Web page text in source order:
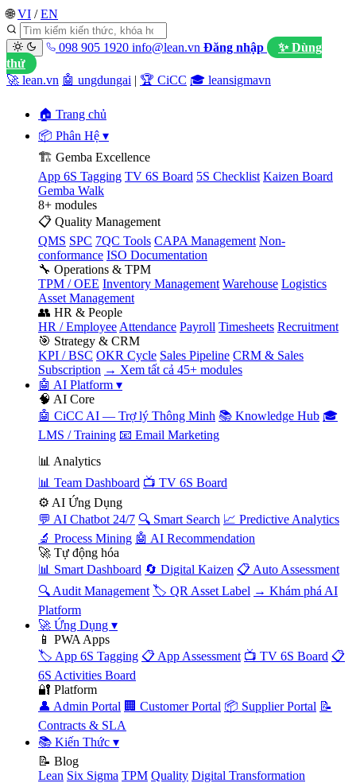
🌐 VI / EN
098 905 1920 info@lean.vn Đăng nhập
✨ Dùng
thử
🚀 lean.vn 🤖 ungdungai | 🏆 CiCC 🎓 leansigmavn
🏠 Trang chủ
📦 Phân Hệ ▾
🏗️ Gemba Excellence
App 6S Tagging TV 6S Board 5S Checklist Kaizen Board
Gemba Walk
8+ modules
📋 Quality Management
QMS SPC 7QC Tools CAPA Management Non-
conformance ISO Documentation
🔧 Operations & TPM
TPM / OEE Inventory Management Warehouse Logistics
Asset Management
👥 HR & People
HR / Employee Attendance Payroll Timesheets Recruitment
🎯 Strategy & CRM
KPI / BSC OKR Cycle Sales Pipeline CRM & Sales
Subscription → Xem tất cả 45+ modules
🤖 AI Platform ▾
🧠 AI Core
🤖 CiCC AI — Trợ lý Thông Minh 📚 Knowledge Hub 🎓
LMS / Training 📧 Email Marketing
📊 Analytics
📊 Team Dashboard 📺 TV 6S Board
⚙️ AI Ứng Dụng
💬 AI Chatbot 24/7 🔍 Smart Search 📈 Predictive Analytics
🔬 Process Mining 🤖 AI Recommendation
🚀 Tự động hóa
📊 Smart Dashboard 🔄 Digital Kaizen 📋 Auto Assessment
🔍 Audit Management 🏷️ QR Asset Label → Khám phá AI
Platform
🚀 Ứng Dụng ▾
📱 PWA Apps
🏷️ App 6S Tagging 📋 App Assessment 📺 TV 6S Board 📋
6S Activities Board
🔐 Platform
👤 Admin Portal 🏢 Customer Portal 📦 Supplier Portal 📝
Contracts & SLA
📚 Kiến Thức ▾
📝 Blog
Lean Six Sigma TPM Quality Digital Transformation